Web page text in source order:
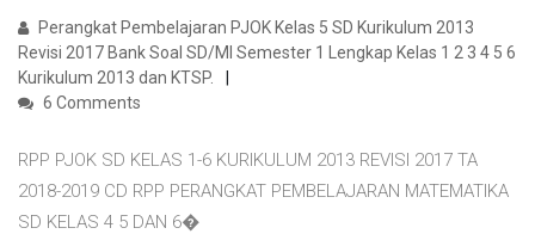
Perangkat Pembelajaran PJOK Kelas 5 SD Kurikulum 2013
Revisi 2017 Bank Soal SD/MI Semester 1 Lengkap Kelas 1 2 3 4 5 6
Kurikulum 2013 dan KTSP.
6 Comments
RPP PJOK SD KELAS 1-6 KURIKULUM 2013 REVISI 2017 TA
2018-2019 CD RPP PERANGKAT PEMBELAJARAN MATEMATIKA
SD KELAS 4 5 DAN 6�